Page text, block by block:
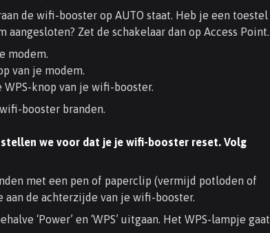
de wifi-booster op AUTO staat. Heb je een toestel
Zet de schakelaar dan op Access Point.
modem.
van je modem.
knop van je wifi-booster.
booster branden.
we voor dat je je wifi-booster reset. Volg
met een pen of paperclip (vermijd potloden of
de achterzijde van je wifi-booster.
‘Power’ en ‘WPS’ uitgaan. Het WPS-lampje gaat